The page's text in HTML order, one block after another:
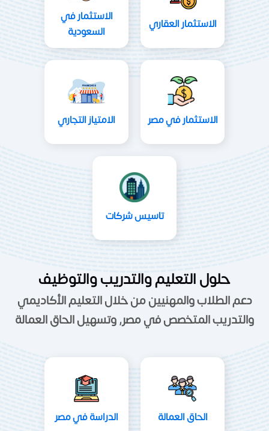
الاستثمار العقاري
الاستثمار في
السعودية
الاستثمار في مصر الامتياز التجاري
تاسيس شركات
حلول التعليم والتدريب والتوظيف
دعم الطلاب والمهنيين من خلال التعليم الأكاديمي
والتدريب المتخصص في مصر, وتسهيل الحاق العمالة
الحاق العمالة الدراسة في مصر